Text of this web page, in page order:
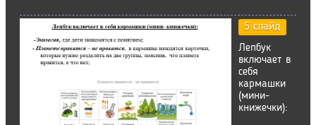
5 слайд
Лепбук
включает в
себя
кармашки
(мини-
книжечки):